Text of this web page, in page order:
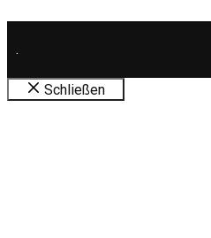
.
Schließen